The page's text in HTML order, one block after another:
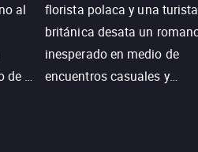
al
de la
florista polaca y una turista
británica desata un
inesperado en medio de
encuentros casuales y